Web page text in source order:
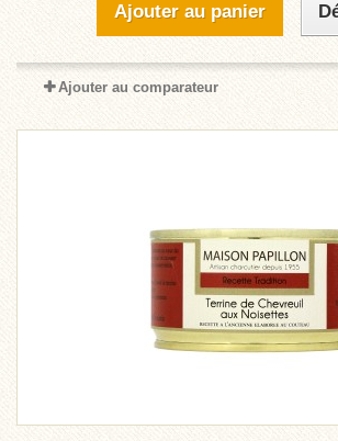
Ajouter au panier
Ajouter au comparateur